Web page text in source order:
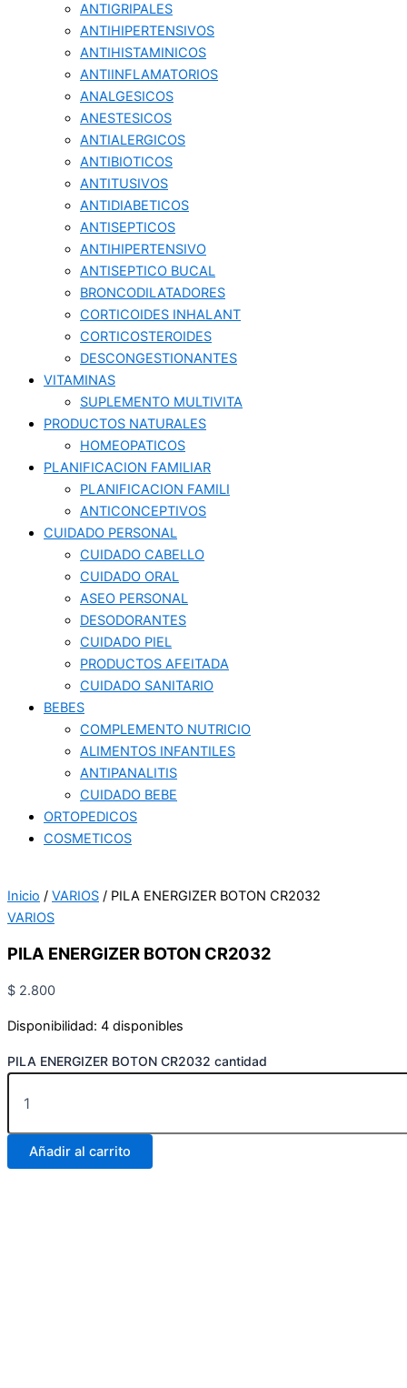
ANTIGRIPALES
ANTIHIPERTENSIVOS
ANTIHISTAMINICOS
ANTIINFLAMATORIOS
ANALGESICOS
ANESTESICOS
ANTIALERGICOS
ANTIBIOTICOS
ANTITUSIVOS
ANTIDIABETICOS
ANTISEPTICOS
ANTIHIPERTENSIVO
ANTISEPTICO BUCAL
BRONCODILATADORES
CORTICOIDES INHALANT
CORTICOSTEROIDES
DESCONGESTIONANTES
VITAMINAS
SUPLEMENTO MULTIVITA
PRODUCTOS NATURALES
HOMEOPATICOS
PLANIFICACION FAMILIAR
PLANIFICACION FAMILI
ANTICONCEPTIVOS
CUIDADO PERSONAL
CUIDADO CABELLO
CUIDADO ORAL
ASEO PERSONAL
DESODORANTES
CUIDADO PIEL
PRODUCTOS AFEITADA
CUIDADO SANITARIO
BEBES
COMPLEMENTO NUTRICIO
ALIMENTOS INFANTILES
ANTIPANALITIS
CUIDADO BEBE
ORTOPEDICOS
COSMETICOS
Inicio / VARIOS / PILA ENERGIZER BOTON CR2032
VARIOS
PILA ENERGIZER BOTON CR2032
$ 2.800
Disponibilidad: 4 disponibles
PILA ENERGIZER BOTON CR2032 cantidad
Añadir al carrito